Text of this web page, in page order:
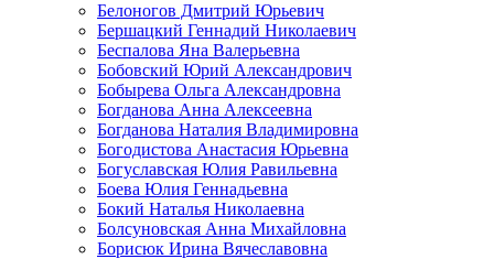
Белоногов Дмитрий Юрьевич
Бершацкий Геннадий Николаевич
Беспалова Яна Валерьевна
Бобовский Юрий Александрович
Бобырева Ольга Александровна
Богданова Анна Алексеевна
Богданова Наталия Владимировна
Богодистова Анастасия Юрьевна
Богуславская Юлия Равильевна
Боева Юлия Геннадьевна
Бокий Наталья Николаевна
Болсуновская Анна Михайловна
Борисюк Ирина Вячеславовна